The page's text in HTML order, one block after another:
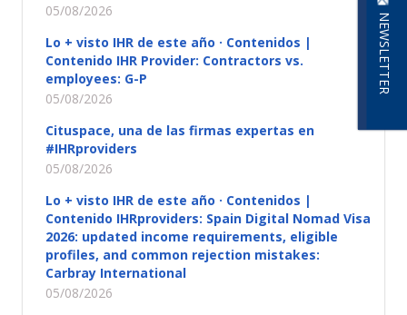
NEWSLETTER
05/08/2026
Lo + visto IHR de este año · Contenidos |
Contenido IHR Provider: Contractors vs.
employees: G-P
05/08/2026
Cituspace, una de las firmas expertas en
#IHRproviders
05/08/2026
Lo + visto IHR de este año · Contenidos |
Contenido IHRproviders: Spain Digital Nomad Visa
2026: updated income requirements, eligible
profiles, and common rejection mistakes:
Carbray International
05/08/2026